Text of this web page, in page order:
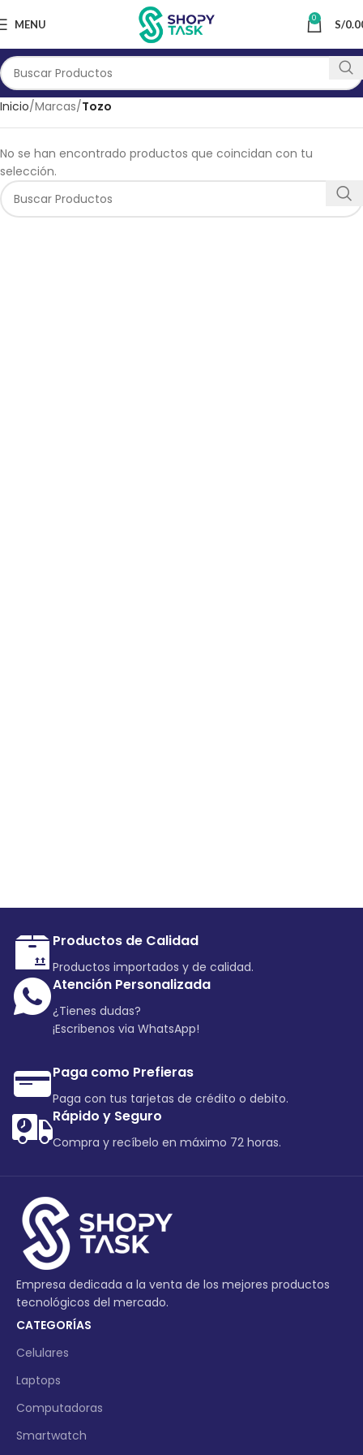
MENU 0 S/
Inicio Marcas Tozo
No se han encontrado productos que coincidan con tu
selección.
Productos de Calidad
Productos importados y de calidad.
Atención Personalizada
¿Tienes dudas?
¡Escribenos via WhatsApp!
Paga como Prefieras
Paga con tus tarjetas de crédito o debito.
Rápido y Seguro
Compra y recíbelo en máximo 72 horas.
Empresa dedicada a la venta de los mejores productos
tecnológicos del mercado.
CATEGORÍAS
Celulares
Laptops
Computadoras
Smartwatch